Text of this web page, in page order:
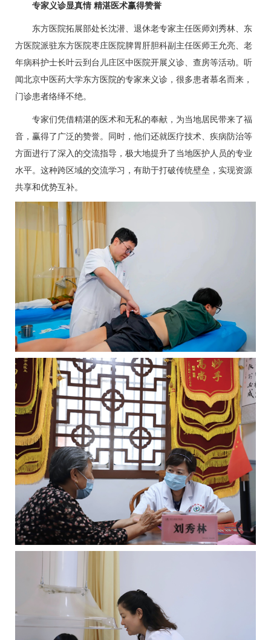
专家义诊显真情 精湛医术赢得赞誉
东方医院拓展部处长沈潜、退休老专家主任医师刘秀林、东
方医院派驻东方医院枣庄医院脾胃肝胆科副主任医师王允亮、老
年病科护士长叶云到台儿庄区中医院开展义诊、查房等活动。听
闻北京中医药大学东方医院的专家来义诊，很多患者慕名而来，
门诊患者络绎不绝。
专家们凭借精湛的医术和无私的奉献，为当地居民带来了福
音，赢得了广泛的赞誉。同时，他们还就医疗技术、疾病防治等
方面进行了深入的交流指导，极大地提升了当地医护人员的专业
水平。这种跨区域的交流学习，有助于打破传统壁垒，实现资源
共享和优势互补。